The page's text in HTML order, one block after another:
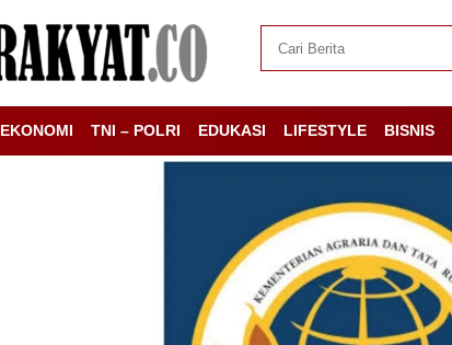
EKONOMI TNI – POLRI EDUKASI LIFESTYLE BISNIS